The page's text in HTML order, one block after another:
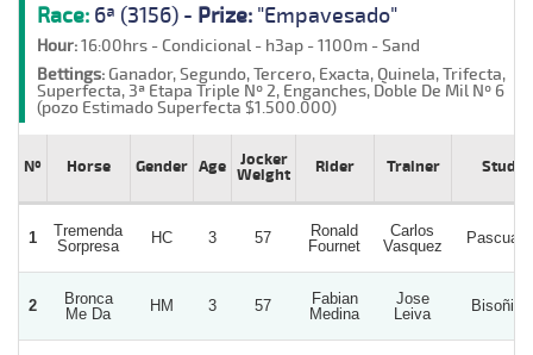
Race: 6ª (3156) - Prize: "Empavesado"
Hour:16:00hrs - Condicional - h3ap - 1100m - Sand
Bettings:Ganador, Segundo, Tercero, Exacta, Quinela, Trifecta,
Superfecta, 3ª Etapa Triple Nº 2, Enganches, Doble De Mil Nº 6
(pozo Estimado Superfecta $1.500.000)
Nº Horse Gender Age
Jocker
Weight
Rider Trainer Stud
1
Tremenda
Sorpresa
HC 3 57
Ronald
Fournet
Carlos
Vasquez
Pascuala
2
Bronca
Me Da
HM 3 57
Fabian
Medina
Jose
Leiva
Bisoñita